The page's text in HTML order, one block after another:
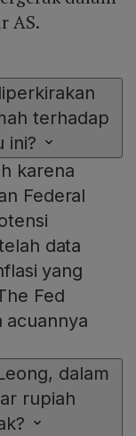
AS.
terhadap
ini?
karena
Federal
data
yang
Fed
acuannya
dalam
rupiah